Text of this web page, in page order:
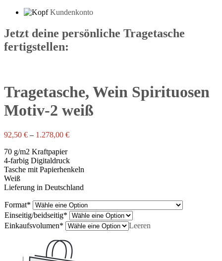
Kundenkonto
Jetzt deine persönliche Tragetasche
fertigstellen:
Tragetasche, Wein Spirituosen
Motiv-2 weiß
92,50 € – 1.278,00 €
70 g/m2 Kraftpapier
4-farbig Digitaldruck
Tasche mit Papierhenkeln
Weiß
Lieferung in Deutschland
Format*
Einseitig/beidseitig*
Einkaufsvolumen* Leeren